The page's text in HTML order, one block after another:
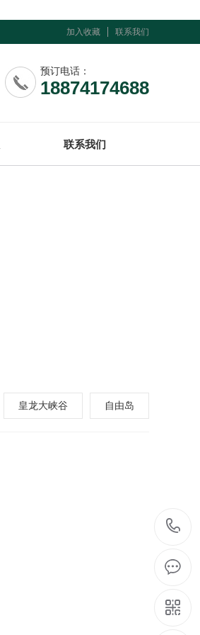
加入收藏 联系我们
预订电话：
18874174688
联系我们
皇龙大峡谷 自由岛